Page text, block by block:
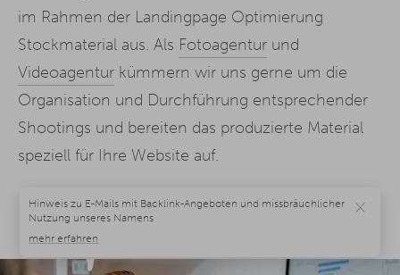
im Rahmen der Landingpage Optimierung
Stockmaterial aus. Als Fotoagentur und
Videoagentur kümmern wir uns gerne um die
Organisation und Durchführung entsprechender
Shootings und bereiten das produzierte Material
speziell für Ihre Website auf.
×